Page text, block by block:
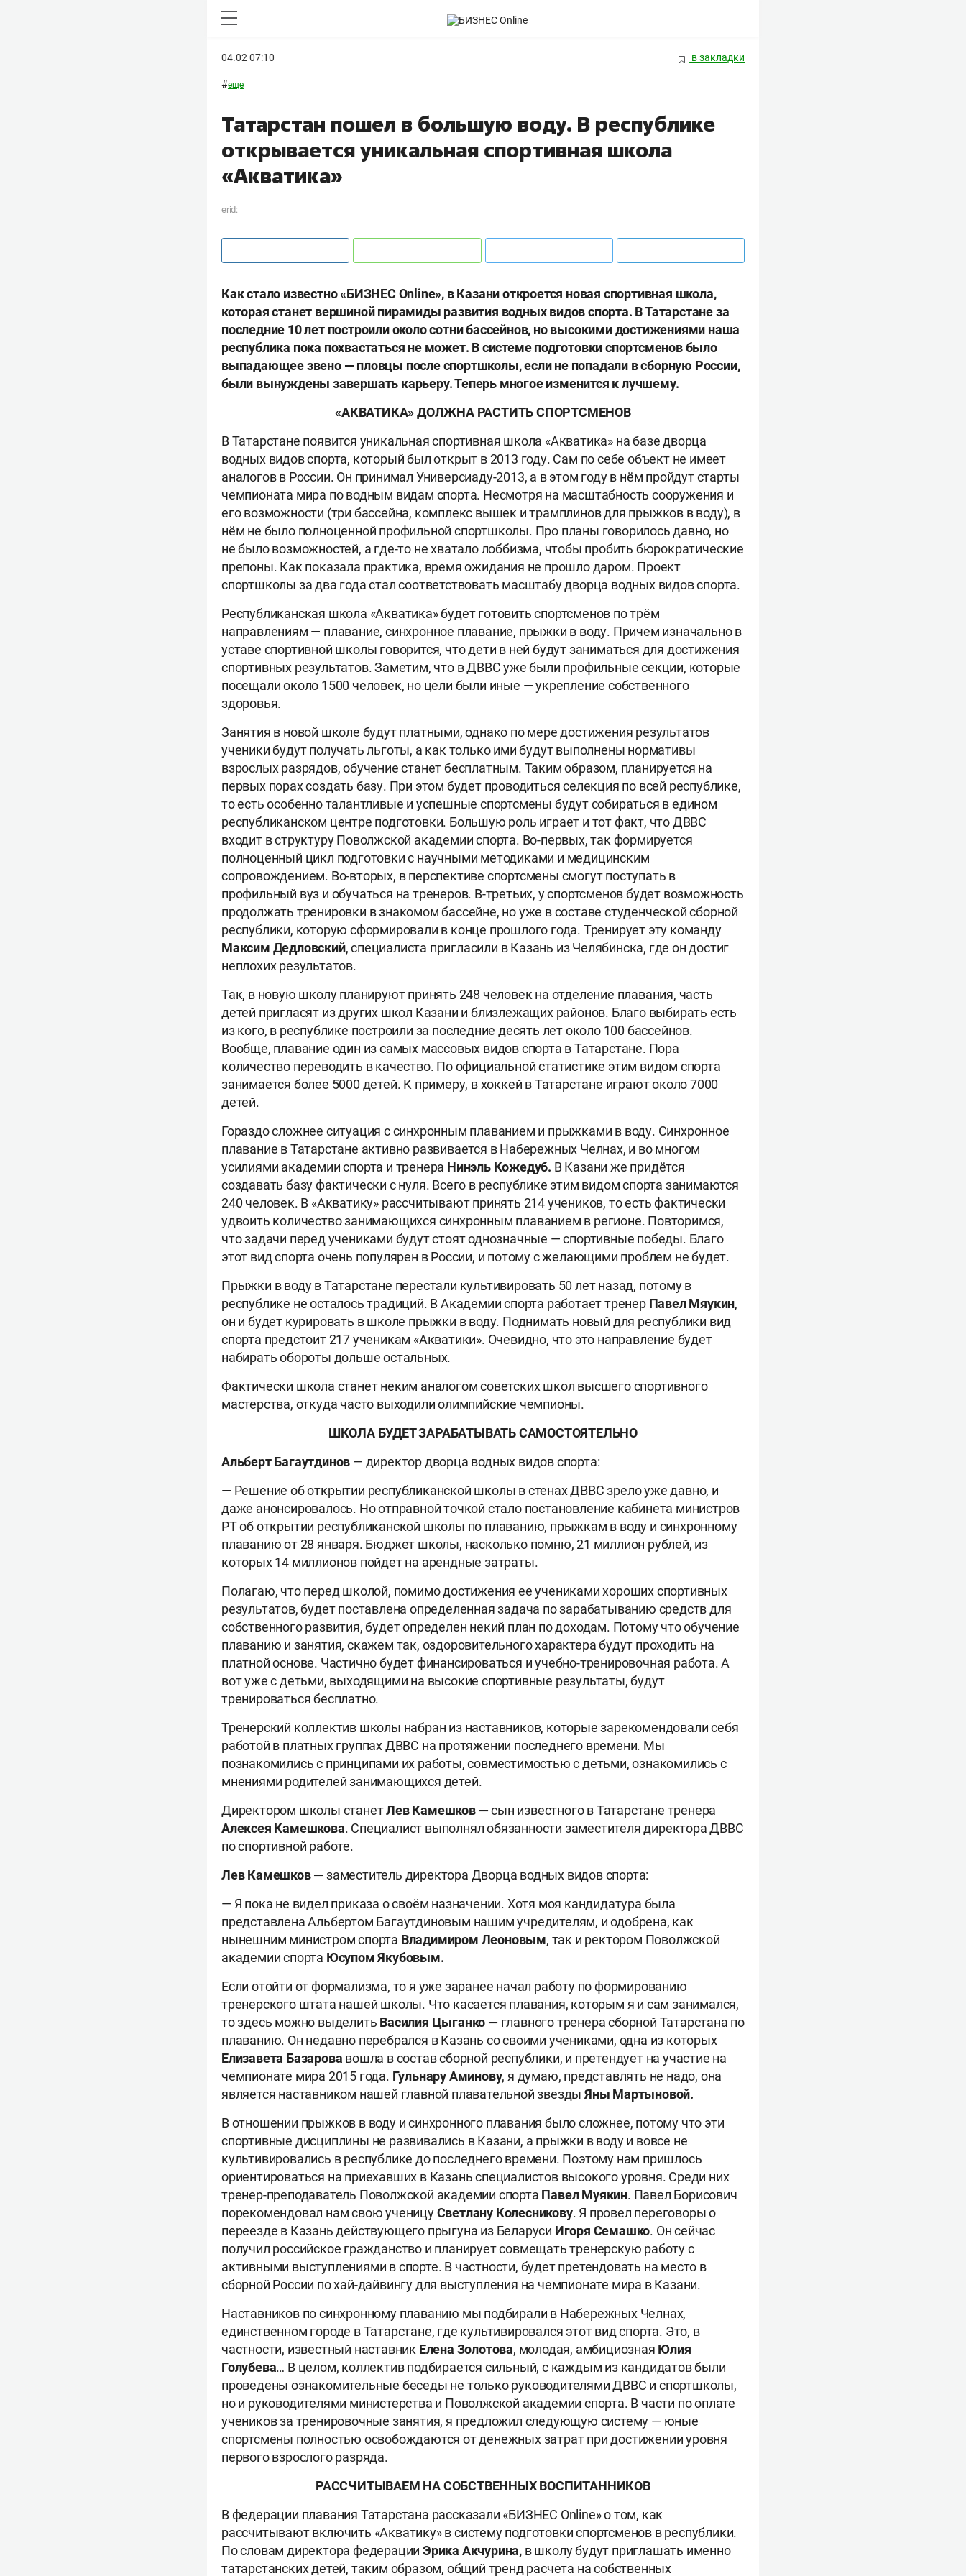
04.02 07:10 в закладки
#еще
Татарстан пошел в большую воду. В республике
открывается уникальная спортивная школа
«Акватика»
erid:
Как стало известно «БИЗНЕС Online», в Казани откроется новая спортивная школа,
которая станет вершиной пирамиды развития водных видов спорта. В Татарстане за
последние 10 лет построили около сотни бассейнов, но высокими достижениями наша
республика пока похвастаться не может. В системе подготовки спортсменов было
выпадающее звено — пловцы после спортшколы, если не попадали в сборную России,
были вынуждены завершать карьеру. Теперь многое изменится к лучшему.
«АКВАТИКА» ДОЛЖНА РАСТИТЬ СПОРТСМЕНОВ
В Татарстане появится уникальная спортивная школа «Акватика» на базе дворца
водных видов спорта, который был открыт в 2013 году. Сам по себе объект не имеет
аналогов в России. Он принимал Универсиаду-2013, а в этом году в нём пройдут старты
чемпионата мира по водным видам спорта. Несмотря на масштабность сооружения и
его возможности (три бассейна, комплекс вышек и трамплинов для прыжков в воду), в
нём не было полноценной профильной спортшколы. Про планы говорилось давно, но
не было возможностей, а где-то не хватало лоббизма, чтобы пробить бюрократические
препоны. Как показала практика, время ожидания не прошло даром. Проект
спортшколы за два года стал соответствовать масштабу дворца водных видов спорта.
Республиканская школа «Акватика» будет готовить спортсменов по трём
направлениям — плавание, синхронное плавание, прыжки в воду. Причем изначально в
уставе спортивной школы говорится, что дети в ней будут заниматься для достижения
спортивных результатов. Заметим, что в ДВВС уже были профильные секции, которые
посещали около 1500 человек, но цели были иные — укрепление собственного
здоровья.
Занятия в новой школе будут платными, однако по мере достижения результатов
ученики будут получать льготы, а как только ими будут выполнены нормативы
взрослых разрядов, обучение станет бесплатным. Таким образом, планируется на
первых порах создать базу. При этом будет проводиться селекция по всей республике,
то есть особенно талантливые и успешные спортсмены будут собираться в едином
республиканском центре подготовки. Большую роль играет и тот факт, что ДВВС
входит в структуру Поволжской академии спорта. Во-первых, так формируется
полноценный цикл подготовки с научными методиками и медицинским
сопровождением. Во-вторых, в перспективе спортсмены смогут поступать в
профильный вуз и обучаться на тренеров. В-третьих, у спортсменов будет возможность
продолжать тренировки в знакомом бассейне, но уже в составе студенческой сборной
республики, которую сформировали в конце прошлого года. Тренирует эту команду
Максим Дедловский, специалиста пригласили в Казань из Челябинска, где он достиг
неплохих результатов.
Так, в новую школу планируют принять 248 человек на отделение плавания, часть
детей пригласят из других школ Казани и близлежащих районов. Благо выбирать есть
из кого, в республике построили за последние десять лет около 100 бассейнов.
Вообще, плавание один из самых массовых видов спорта в Татарстане. Пора
количество переводить в качество. По официальной статистике этим видом спорта
занимается более 5000 детей. К примеру, в хоккей в Татарстане играют около 7000
детей.
Гораздо сложнее ситуация с синхронным плаванием и прыжками в воду. Синхронное
плавание в Татарстане активно развивается в Набережных Челнах, и во многом
усилиями академии спорта и тренера Нинэль Кожедуб. В Казани же придётся
создавать базу фактически с нуля. Всего в республике этим видом спорта занимаются
240 человек. В «Акватику» рассчитывают принять 214 учеников, то есть фактически
удвоить количество занимающихся синхронным плаванием в регионе. Повторимся,
что задачи перед учениками будут стоят однозначные — спортивные победы. Благо
этот вид спорта очень популярен в России, и потому с желающими проблем не будет.
Прыжки в воду в Татарстане перестали культивировать 50 лет назад, потому в
республике не осталось традиций. В Академии спорта работает тренер Павел Мяукин,
он и будет курировать в школе прыжки в воду. Поднимать новый для республики вид
спорта предстоит 217 ученикам «Акватики». Очевидно, что это направление будет
набирать обороты дольше остальных.
Фактически школа станет неким аналогом советских школ высшего спортивного
мастерства, откуда часто выходили олимпийские чемпионы.
ШКОЛА БУДЕТ ЗАРАБАТЫВАТЬ САМОСТОЯТЕЛЬНО
Альберт Багаутдинов — директор дворца водных видов спорта:
— Решение об открытии республиканской школы в стенах ДВВС зрело уже давно, и
даже анонсировалось. Но отправной точкой стало постановление кабинета министров
РТ об открытии республиканской школы по плаванию, прыжкам в воду и синхронному
плаванию от 28 января. Бюджет школы, насколько помню, 21 миллион рублей, из
которых 14 миллионов пойдет на арендные затраты.
Полагаю, что перед школой, помимо достижения ее учениками хороших спортивных
результатов, будет поставлена определенная задача по зарабатыванию средств для
собственного развития, будет определен некий план по доходам. Потому что обучение
плаванию и занятия, скажем так, оздоровительного характера будут проходить на
платной основе. Частично будет финансироваться и учебно-тренировочная работа. А
вот уже с детьми, выходящими на высокие спортивные результаты, будут
тренироваться бесплатно.
Тренерский коллектив школы набран из наставников, которые зарекомендовали себя
работой в платных группах ДВВС на протяжении последнего времени. Мы
познакомились с принципами их работы, совместимостью с детьми, ознакомились с
мнениями родителей занимающихся детей.
Директором школы станетЛев Камешков —сын известного в Татарстане тренера
Алексея Камешкова. Специалист выполнял обязанности заместителя директора ДВВС
по спортивной работе.
Лев Камешков — заместитель директора Дворца водных видов спорта:
— Я пока не видел приказа о своём назначении. Хотя моя кандидатура была
представлена Альбертом Багаутдиновым нашим учредителям, и одобрена, как
нынешним министром спорта Владимиром Леоновым, так и ректором Поволжской
академии спорта Юсупом Якубовым.
Если отойти от формализма, то я уже заранее начал работу по формированию
тренерского штата нашей школы. Что касается плавания, которым я и сам занимался,
то здесь можно выделить Василия Цыганко — главного тренера сборной Татарстана по
плаванию. Он недавно перебрался в Казань со своими учениками, одна из которых
Елизавета Базарова вошла в состав сборной республики, и претендует на участие на
чемпионате мира 2015 года. Гульнару Аминову, я думаю, представлять не надо, она
является наставником нашей главной плавательной звезды Яны Мартыновой.
В отношении прыжков в воду и синхронного плавания было сложнее, потому что эти
спортивные дисциплины не развивались в Казани, а прыжки в воду и вовсе не
культивировались в республике до последнего времени. Поэтому нам пришлось
ориентироваться на приехавших в Казань специалистов высокого уровня. Среди них
тренер-преподаватель Поволжской академии спорта Павел Муякин. Павел Борисович
порекомендовал нам свою ученицуСветлану Колесникову. Я провел переговоры о
переезде в Казань действующего прыгуна из Беларуси Игоря Семашко. Он сейчас
получил российское гражданство и планирует совмещать тренерскую работу с
активными выступлениями в спорте. В частности, будет претендовать на место в
сборной России по хай-дайвингу для выступления на чемпионате мира в Казани.
Наставников по синхронному плаванию мы подбирали в Набережных Челнах,
единственном городе в Татарстане, где культивировался этот вид спорта. Это, в
частности, известный наставник Елена Золотова, молодая, амбициозная Юлия
Голубева… В целом, коллектив подбирается сильный, с каждым из кандидатов были
проведены ознакомительные беседы не только руководителями ДВВС и спортшколы,
но и руководителями министерства и Поволжской академии спорта. В части по оплате
учеников за тренировочные занятия, я предложил следующую систему — юные
спортсмены полностью освобождаются от денежных затрат при достижении уровня
первого взрослого разряда.
РАССЧИТЫВАЕМ НА СОБСТВЕННЫХ ВОСПИТАННИКОВ
В федерации плавания Татарстана рассказали «БИЗНЕС Online» о том, как
рассчитывают включить «Акватику» в систему подготовки спортсменов в республики.
По словам директора федерации Эрика Акчурина, в школу будут приглашать именно
татарстанских детей, таким образом, общий тренд расчета на собственных